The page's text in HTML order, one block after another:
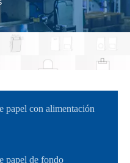
papel con alimentación
papel de fondo